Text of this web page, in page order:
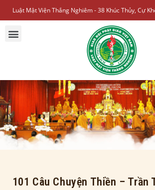
Luật Mật Viện Thắng Nghiêm - 38 Khúc Thủy, Cự
101 Câu Chuyện Thiền – Trần